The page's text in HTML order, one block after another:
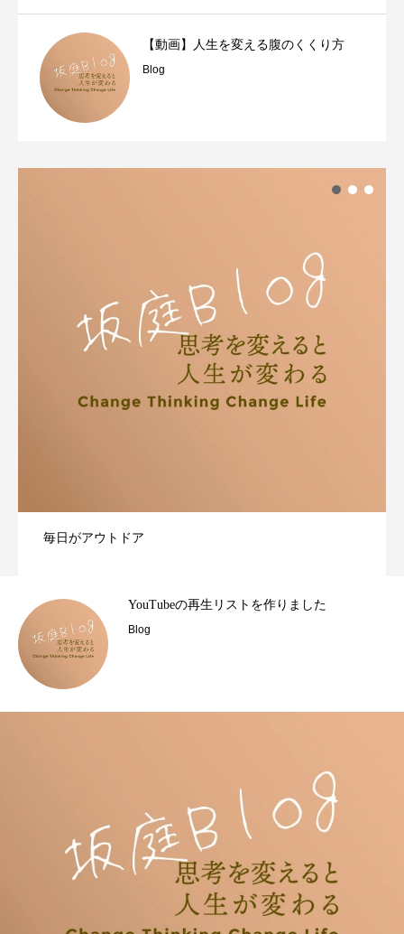
【動画】人生を変える腹のくくり方
Blog
毎日がアウトドア
YouTubeの再生リストを作りました
Blog